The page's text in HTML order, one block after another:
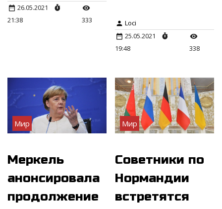
26.05.2021
21:38
333
Loci
25.05.2021
19:48
338
Мир
Меркель
анонсировала
продолжение
Мир
Советники по
Нормандии
встретятся